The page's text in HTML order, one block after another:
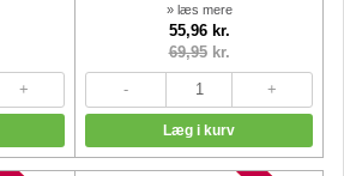
» læs mere
55,96 kr.
69,95kr.